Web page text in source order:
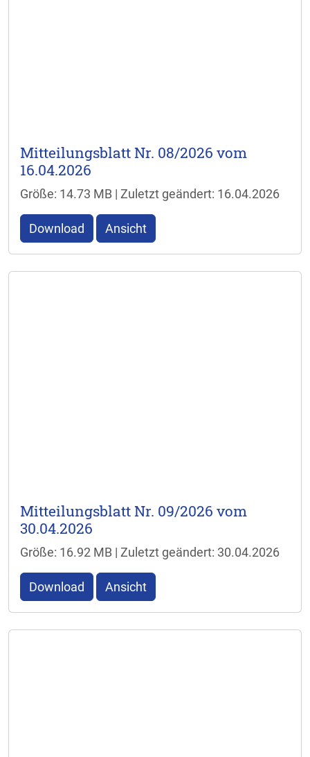
Mitteilungsblatt Nr. 08/2026 vom
16.04.2026
Größe: 14.73 MB | Zuletzt geändert: 16.04.2026
Download Ansicht
Mitteilungsblatt Nr. 09/2026 vom
30.04.2026
Größe: 16.92 MB | Zuletzt geändert: 30.04.2026
Download Ansicht